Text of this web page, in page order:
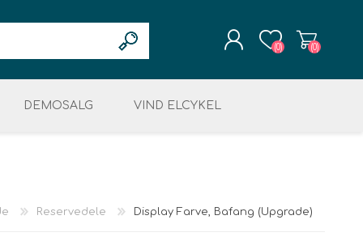
REGISTRÉR
(0) (0)
DEMOSALG VIND ELCYKEL
Reservedele Display Farve, Bafang (Upgrade)